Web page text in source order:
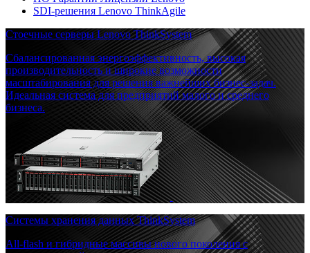
SDI-решения Lenovo ThinkAgile
Стоечные серверы Lenovo ThinkSystem
Сбалансированная энергоэффективность, высокая
производительность и широкие возможности
масштабирования для решения важнейших бизнес-задач.
Идеальная система для предприятий малого и среднего
бизнеса.
Системы хранения данных ThinkSystem
All-flash и гибридные массивы нового поколения с